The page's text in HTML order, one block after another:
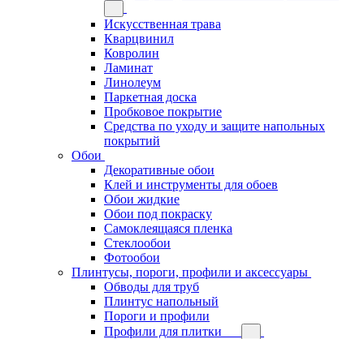
Искусственная трава
Кварцвинил
Ковролин
Ламинат
Линолеум
Паркетная доска
Пробковое покрытие
Средства по уходу и защите напольных
покрытий
Обои
Декоративные обои
Клей и инструменты для обоев
Обои жидкие
Обои под покраску
Самоклеящаяся пленка
Стеклообои
Фотообои
Плинтусы, пороги, профили и аксессуары
Обводы для труб
Плинтус напольный
Пороги и профили
Профили для плитки